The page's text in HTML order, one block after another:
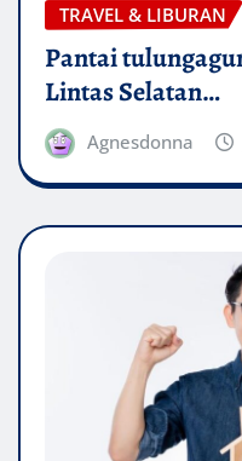
TRAVEL & LIBURAN
Pantai
Lintas Selatan…
Agnesdonna